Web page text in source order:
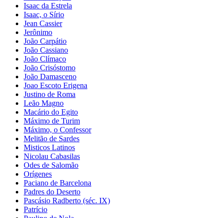
Isaac da Estrela
Isaac, o Sírio
Jean Cassier
Jerônimo
João Carpátio
João Cassiano
João Clímaco
João Crisóstomo
João Damasceno
Joao Escoto Erigena
Justino de Roma
Leão Magno
Macário do Egito
Máximo de Turim
Máximo, o Confessor
Melitão de Sardes
Misticos Latinos
Nicolau Cabasilas
Odes de Salomão
Orígenes
Paciano de Barcelona
Padres do Deserto
Pascásio Radberto (séc. IX)
Patrício